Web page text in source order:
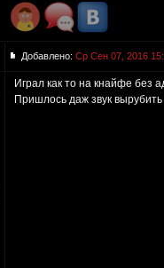
Добавлено: Ср Сен 07, 2016
Играл как то на кнайфе без
Пришлось даж звук вырубить